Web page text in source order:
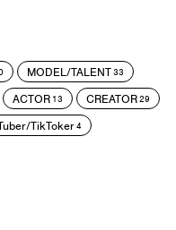
MODEL/TALENT33
ACTOR 13 CREATOR29
TikToker4